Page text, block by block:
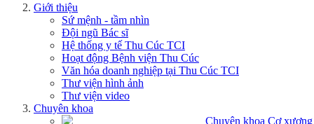
Giới thiệu
Sứ mệnh - tầm nhìn
Đội ngũ Bác sĩ
Hệ thống y tế Thu Cúc TCI
Hoạt động Bệnh viện Thu Cúc
Văn hóa doanh nghiệp tại Thu Cúc TCI
Thư viện hình ảnh
Thư viện video
Chuyên khoa
Chuyên khoa Cơ